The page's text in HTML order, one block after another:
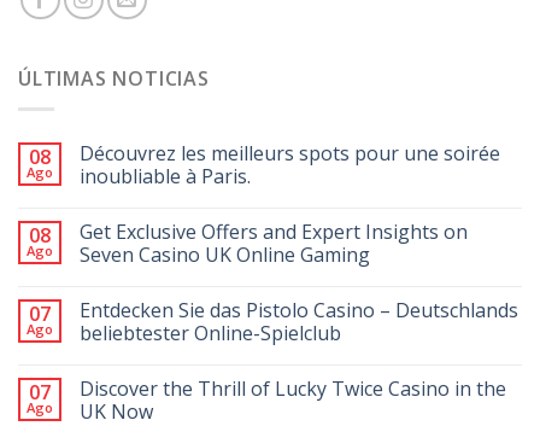
ÚLTIMAS NOTICIAS
08
Ago
Découvrez les meilleurs spots pour une soirée
inoubliable à Paris.
08
Ago
Get Exclusive Offers and Expert Insights on
Seven Casino UK Online Gaming
07
Ago
Entdecken Sie das Pistolo Casino – Deutschlands
beliebtester Online-Spielclub
07
Ago
Discover the Thrill of Lucky Twice Casino in the
UK Now